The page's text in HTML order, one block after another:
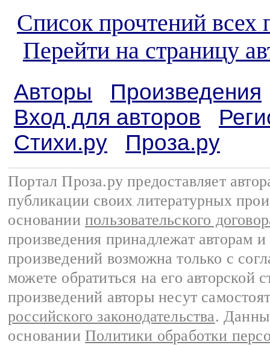
Список прочтений всех
Перейти на страницу
Авторы
Произведения
Вход для авторов
Стихи.ру
Проза.ру
Портал Проза.ру предоставляет
публикации своих литературных
основании пользовательского
произведения принадлежат авторам
произведений возможна только с
можете обратиться на его авторской
произведений авторы несут
российского законодательства.
основании Политики обработки